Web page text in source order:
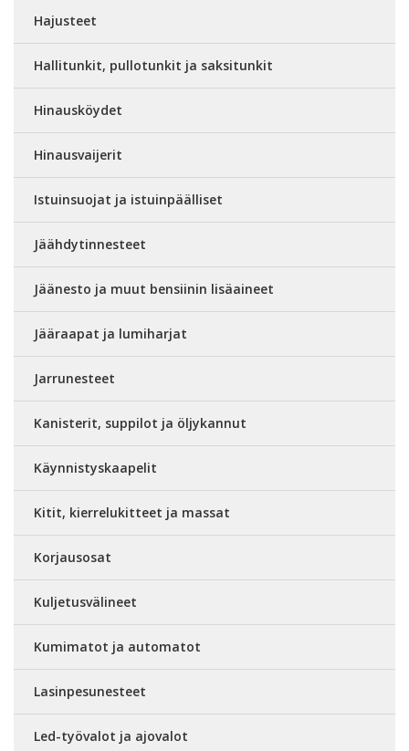
Hajusteet
Hallitunkit, pullotunkit ja saksitunkit
Hinausköydet
Hinausvaijerit
Istuinsuojat ja istuinpäälliset
Jäähdytinnesteet
Jäänesto ja muut bensiinin lisäaineet
Jääraapat ja lumiharjat
Jarrunesteet
Kanisterit, suppilot ja öljykannut
Käynnistyskaapelit
Kitit, kierrelukitteet ja massat
Korjausosat
Kuljetusvälineet
Kumimatot ja automatot
Lasinpesunesteet
Led-työvalot ja ajovalot